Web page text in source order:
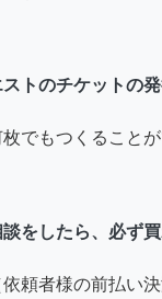
トのチケットの
でもつくることが
をしたら、必ず
頼者様の前払い